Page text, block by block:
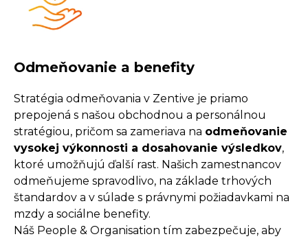
Odmeňovanie a benefity
Stratégia odmeňovania v Zentive je priamo
prepojená s našou obchodnou a personálnou
stratégiou, pričom sa zameriava na odmeňovanie
vysokej výkonnosti a dosahovanie výsledkov,
ktoré umožňujú ďalší rast. Našich zamestnancov
odmeňujeme spravodlivo, na základe trhových
štandardov a v súlade s právnymi požiadavkami na
mzdy a sociálne benefity.
Náš People & Organisation tím zabezpečuje, aby